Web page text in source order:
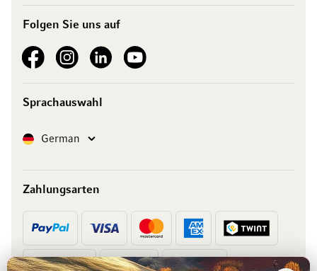
Folgen Sie uns auf
See our FacebookSee our Instagram account
See our LinkedInSee our YouTube channel
Sprachauswahl
SpracheGerman
Zahlungsarten
Vorkasse Rechnung